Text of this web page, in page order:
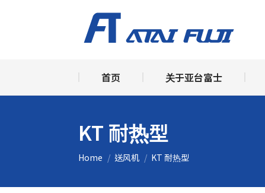
首页 关于亚台富士
KT 耐热型
You are here:
Home 送风机 KT 耐热型